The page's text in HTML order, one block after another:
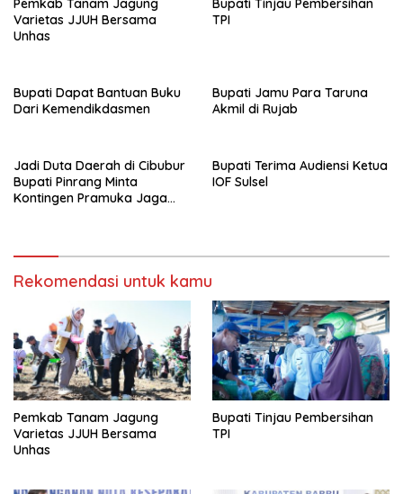
Pemkab Tanam Jagung
Varietas JJUH Bersama
Unhas
Bupati Tinjau Pembersihan
TPI
Bupati Dapat Bantuan Buku
Dari Kemendikdasmen
Bupati Jamu Para Taruna
Akmil di Rujab
Jadi Duta Daerah di Cibubur
Bupati Pinrang Minta
Kontingen Pramuka Jaga
Bupati Terima Audiensi Ketua
IOF Sulsel
Rekomendasi untuk kamu
Pemkab Tanam Jagung
Varietas JJUH Bersama
Unhas
Bupati Tinjau Pembersihan
TPI